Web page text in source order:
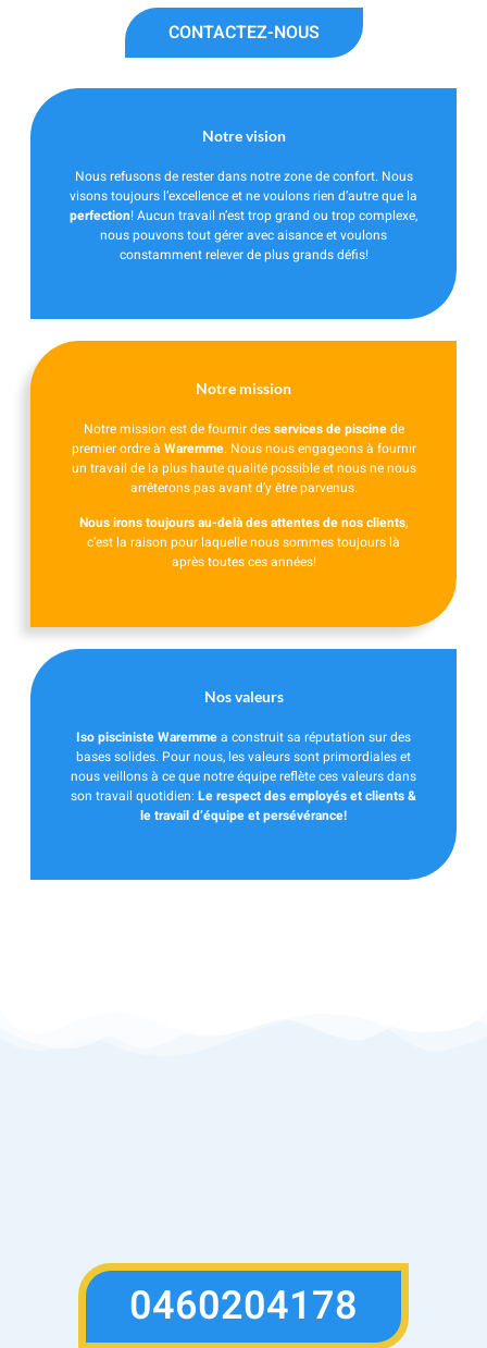
CONTACTEZ-NOUS
Notre vision
Nous refusons de rester dans notre zone de confort. Nous
visons toujours l’excellence et ne voulons rien d’autre que la
perfection!Aucun travail n’est trop grand ou trop complexe,
nous pouvons tout gérer avec aisance et voulons
constamment relever de plus grands défis!
Notre mission
Notre mission est de fournir desservices de piscinede
premier ordre à Waremme. Nous nous engageons à fournir
un travail de la plus haute qualité possible et nous ne nous
arrêterons pas avant d’y être parvenus.
Nous irons toujours au-delà des attentes de nos clients,
c’est la raison pour laquelle nous sommes toujours là
après toutes ces années!
Nos valeurs
Iso pisciniste Waremmea construit sa réputation sur des
bases solides. Pour nous, les valeurs sont primordiales et
nous veillons à ce que notre équipe reflète ces valeurs dans
son travail quotidien: Le respect des employés et clients &
le travail d’équipe et persévérance!
0460204178